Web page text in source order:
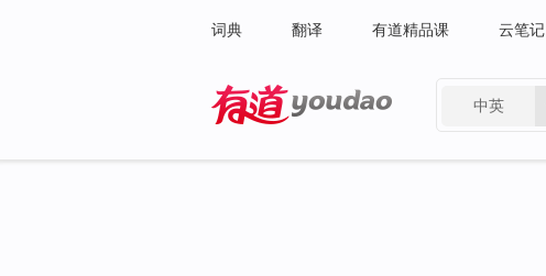
词典 翻译 有道精品课 云笔记
中英